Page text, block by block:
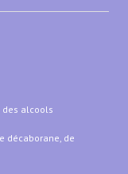
des alcools
décaborane, de